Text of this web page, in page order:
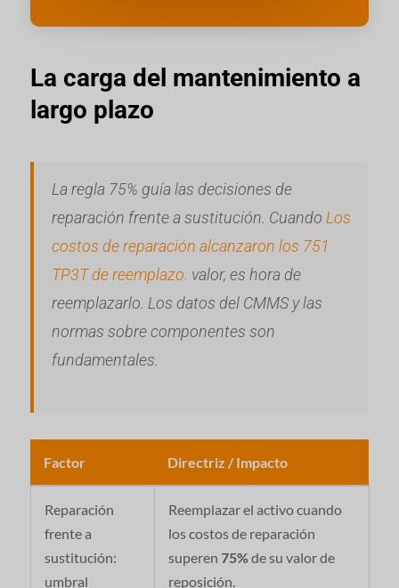
La carga del mantenimiento a
largo plazo
La regla 75% guía las decisiones de
reparación frente a sustitución. Cuando Los
costos de reparación alcanzaron los 751
TP3T de reemplazo. valor, es hora de
reemplazarlo. Los datos del CMMS y las
normas sobre componentes son
fundamentales.
Factor Directriz / Impacto
Reparación
frente a
sustitución:
umbral
Reemplazar el activo cuando
los costos de reparación
superen 75%de su valor de
reposición.